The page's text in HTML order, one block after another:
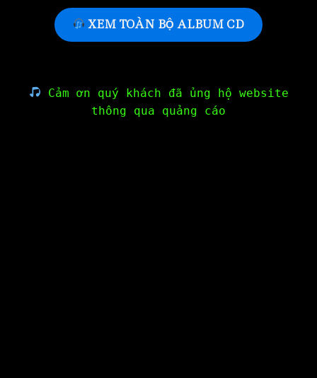
XEM TOÀN BỘ ALBUM CD
Cảm ơn quý khách đã ủng hộ website
thông qua quảng cáo